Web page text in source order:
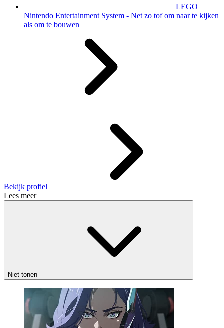
LEGO
Nintendo Entertainment System - Net zo tof om naar te kijken
als om te bouwen
Bekijk profiel
Lees meer
Niet tonen